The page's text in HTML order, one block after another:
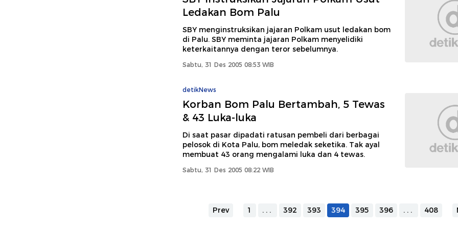
Ledakan Bom Palu
SBY menginstruksikan jajaran Polkam usut ledakan bom
di Palu. SBY meminta jajaran Polkam menyelidiki
keterkaitannya dengan teror sebelumnya.
Sabtu, 31 Des 2005 08:53 WIB
detikNews
Korban Bom Palu Bertambah, 5 Tewas
& 43 Luka-luka
Di saat pasar dipadati ratusan pembeli dari berbagai
pelosok di Kota Palu, bom meledak seketika. Tak ayal
membuat 43 orang mengalami luka dan 4 tewas.
Sabtu, 31 Des 2005 08:22 WIB
Prev 1 ... 392 393 394 395 396 ... 408